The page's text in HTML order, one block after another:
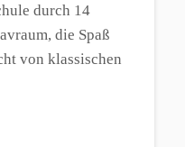
durch 14
die Spaß
von klassischen